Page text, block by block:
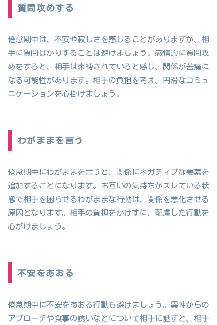
質問攻めする
倦怠期中は、不安や寂しさを感じることがありますが、相
手に質問ばかりすることは避けましょう。感情的に質問攻
めをすると、相手は束縛されていると感じ、関係が苦痛に
なる可能性があります。相手の負担を考え、円滑なコミュ
ニケーションを心掛けましょう。
わがままを言う
倦怠期中にわがままを言うと、関係にネガティブな要素を
追加することになります。お互いの気持ちがズレている状
態で相手を困らせるわがままな行動は、関係を悪化させる
原因となります。相手の負担をかけずに、配慮した行動を
心がけましょう。
不安をあおる
倦怠期中に不安をあおる行動も避けましょう。異性からの
アプローチや食事の誘いなどについて相手に話すと、相手